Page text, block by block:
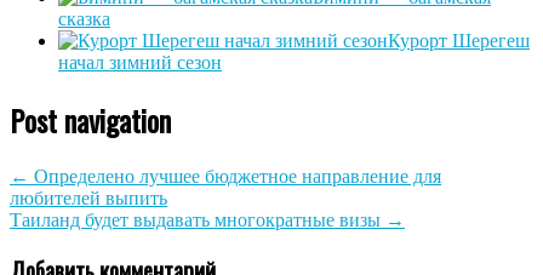
сказка
Курорт Шерегеш
начал зимний сезон
Post navigation
← Определено лучшее бюджетное направление для
любителей выпить
Таиланд будет выдавать многократные визы →